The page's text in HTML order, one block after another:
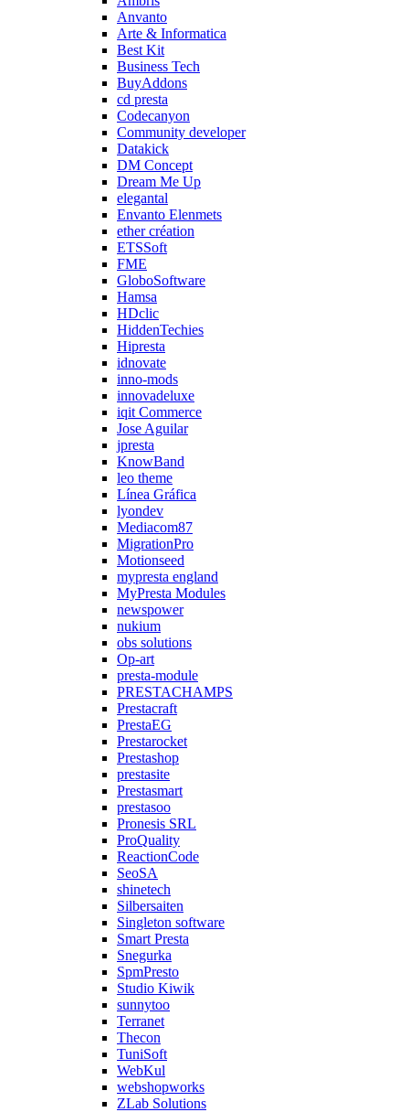
Anvanto
Arte & Informatica
Best Kit
Business Tech
BuyAddons
cd presta
Codecanyon
Community developer
Datakick
DM Concept
Dream Me Up
elegantal
Envanto Elenmets
ether création
ETSSoft
FME
GloboSoftware
Hamsa
HDclic
HiddenTechies
Hipresta
idnovate
inno-mods
innovadeluxe
iqit Commerce
Jose Aguilar
jpresta
KnowBand
leo theme
Línea Gráfica
lyondev
Mediacom87
MigrationPro
Motionseed
mypresta england
MyPresta Modules
newspower
nukium
obs solutions
Op-art
presta-module
PRESTACHAMPS
Prestacraft
PrestaEG
Prestarocket
Prestashop
prestasite
Prestasmart
prestasoo
Pronesis SRL
ProQuality
ReactionCode
SeoSA
shinetech
Silbersaiten
Singleton software
Smart Presta
Snegurka
SpmPresto
Studio Kiwik
sunnytoo
Terranet
Thecon
TuniSoft
WebKul
webshopworks
ZLab Solutions